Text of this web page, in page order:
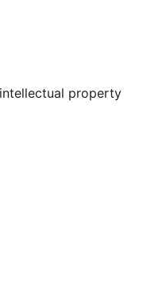
Tumblr paskyroje
property